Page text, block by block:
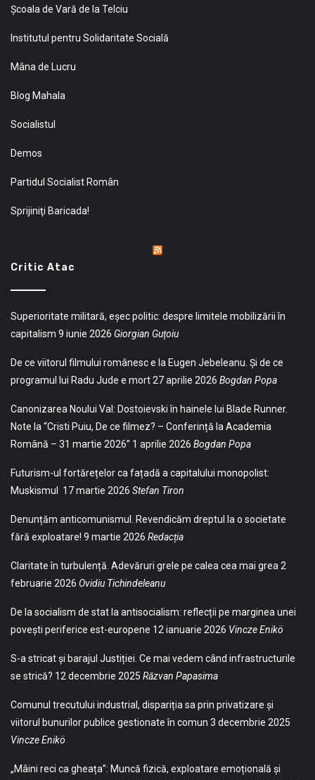
Şcoala de Vară de la Telciu
Institutul pentru Solidaritate Socială
Mâna de Lucru
Blog Mahala
Socialistul
Demos
Partidul Socialist Român
Sprijiniţi Baricada!
Critic Atac
Superioritate militară, eșec politic: despre limitele mobilizării în
capitalism 9 iunie 2026 Giorgian Guțoiu
De ce viitorul filmului românesc e la Eugen Jebeleanu. Și de ce
programul lui Radu Jude e mort27 aprilie 2026 Bogdan Popa
Canonizarea Noului Val: Dostoievski în hainele lui Blade Runner.
Note la “Cristi Puiu, De ce filmez? – Conferință la Academia
Română – 31 martie 2026” 1 aprilie 2026 Bogdan Popa
Futurism-ul fortărețelor ca fațadă a capitalului monopolist:
Muskismul
17 martie 2026 Stefan Tiron
Denunțăm anticomunismul. Revendicăm dreptul la o societate
fără exploatare! 9 martie 2026 Redacția
Claritate în turbulență. Adevăruri grele pe calea cea mai grea2
februarie 2026 Ovidiu Tichindeleanu
De la socialism de stat la antisocialism: reflecții pe marginea unei
povești periferice est-europene 12 ianuarie 2026 Vincze Enikö
S-a stricat și barajul Justiției. Ce mai vedem când infrastructurile
se strică? 12 decembrie 2025 Răzvan Papasima
Comunul trecutului industrial, dispariția sa prin privatizare și
viitorul bunurilor publice gestionate în comun 3 decembrie 2025
Vincze Enikö
„Mâini reci ca gheața”: Muncă fizică, exploatare emoțională și